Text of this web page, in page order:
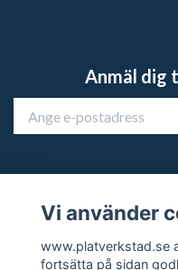
Anmäl dig
Kundtjänst
Vi använder
www.platverkstad.se
fortsätta på sidan